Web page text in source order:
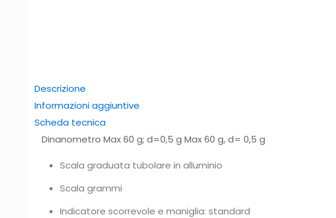
Descrizione
Informazioni aggiuntive
Scheda tecnica
Dinanometro Max 60 g; d=0,5 g Max 60 g, d= 0,5 g
Scala graduata tubolare in alluminio
Scala grammi
Indicatore scorrevole e maniglia: standard